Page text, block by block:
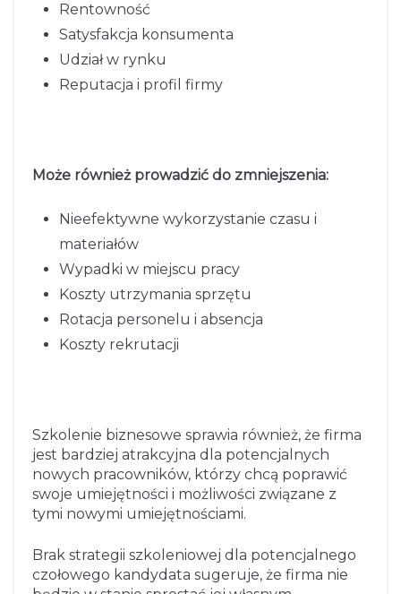
Rentowność
Satysfakcja konsumenta
Udział w rynku
Reputacja i profil firmy
Może również prowadzić do zmniejszenia:
Nieefektywne wykorzystanie czasu i
materiałów
Wypadki w miejscu pracy
Koszty utrzymania sprzętu
Rotacja personelu i absencja
Koszty rekrutacji
Szkolenie biznesowe sprawia również, że firma
jest bardziej atrakcyjna dla potencjalnych
nowych pracowników, którzy chcą poprawić
swoje umiejętności i możliwości związane z
tymi nowymi umiejętnościami.
Brak strategii szkoleniowej dla potencjalnego
czołowego kandydata sugeruje, że firma nie